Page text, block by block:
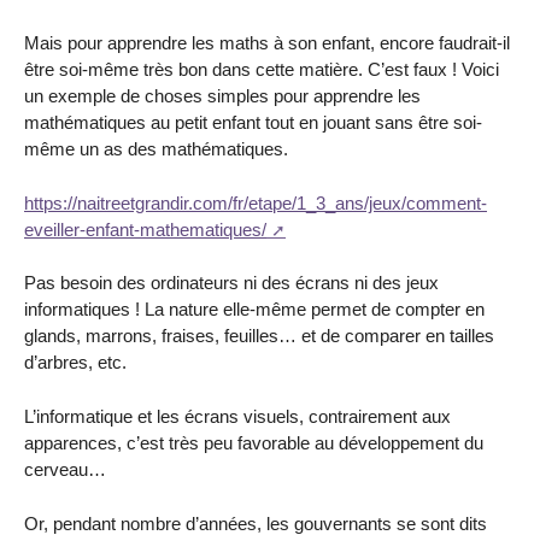
Mais pour apprendre les maths à son enfant, encore faudrait-il
être soi-même très bon dans cette matière. C’est faux ! Voici
un exemple de choses simples pour apprendre les
mathématiques au petit enfant tout en jouant sans être soi-
même un as des mathématiques.
https://naitreetgrandir.com/fr/etape/1_3_ans/jeux/comment-
eveiller-enfant-mathematiques/
Pas besoin des ordinateurs ni des écrans ni des jeux
informatiques ! La nature elle-même permet de compter en
glands, marrons, fraises, feuilles… et de comparer en tailles
d’arbres, etc.
L’informatique et les écrans visuels, contrairement aux
apparences, c’est très peu favorable au développement du
cerveau…
Or, pendant nombre d’années, les gouvernants se sont dits